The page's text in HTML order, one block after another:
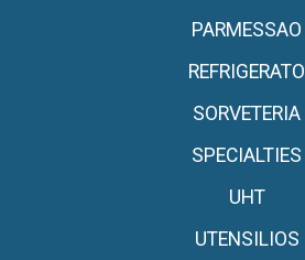
PARMESSAO
REFRIGERATO
SORVETERIA
SPECIALTIES
UHT
UTENSILIOS